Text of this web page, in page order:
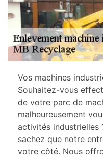
Vos machines
Souhaitez-vous
de votre parc de
malheureusement
activités industrielles
sachez que notre
votre côté. Nous